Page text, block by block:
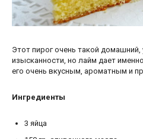
Этот пирог очень такой
изысканности, но лайм дает
его очень вкусным, ароматным и
Ингредиенты
3 яйца